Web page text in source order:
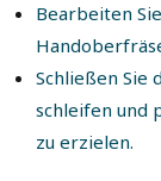
Bearbeiten
Schließen Sie
schleifen und
zu erzielen.